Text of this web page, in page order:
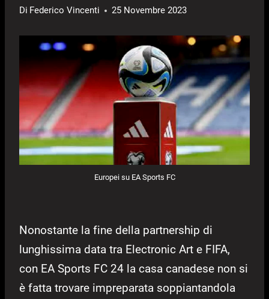
Di Federico Vincenti 25 Novembre 2023
Europei su EA Sports FC
Nonostante la fine della partnership di
lunghissima data tra Electronic Art e FIFA,
con EA Sports FC 24 la casa canadese non si
è fatta trovare impreparata soppiantandola